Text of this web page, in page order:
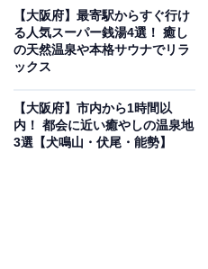
【大阪府】最寄駅からすぐ行け
る人気スーパー銭湯4選！ 癒し
の天然温泉や本格サウナでリラ
ックス
【大阪府】市内から1時間以
内！ 都会に近い癒やしの温泉地
3選【犬鳴山・伏尾・能勢】